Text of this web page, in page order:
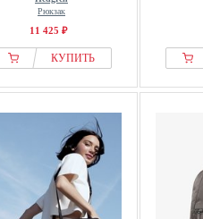
Рюкзак
11 425 ₽
КУПИТЬ